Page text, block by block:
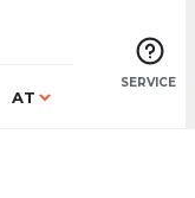
Sprache
AT
SERVICE